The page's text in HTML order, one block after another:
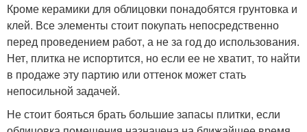
Кроме керамики для облицовки понадобятся грунтовка и
клей. Все элементы стоит покупать непосредственно
перед проведением работ, а не за год до использования.
Нет, плитка не испортится, но если ее не хватит, то найти
в продаже эту партию или оттенок может стать
непосильной задачей.
Не стоит бояться брать большие запасы плитки, если